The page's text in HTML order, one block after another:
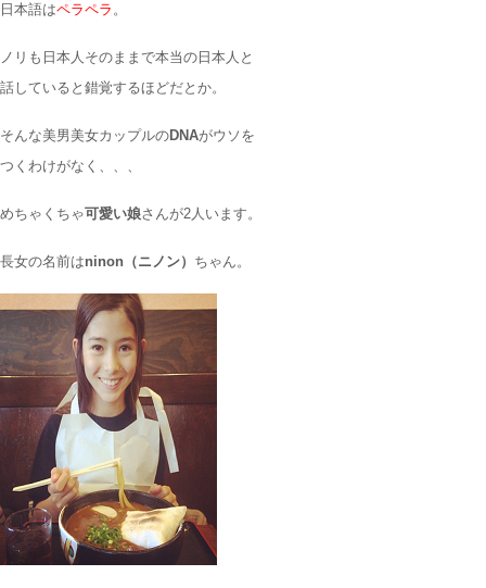
日本語はペラペラ 。
ノリも日本人そのままで本当の日本人と
話していると錯覚するほどだとか。
そんな美男美女カップルのDNAがウソを
つくわけがなく、、、
めちゃくちゃ可愛い娘さんが2人います。
長女の名前はninon（ニノン） ちゃん。